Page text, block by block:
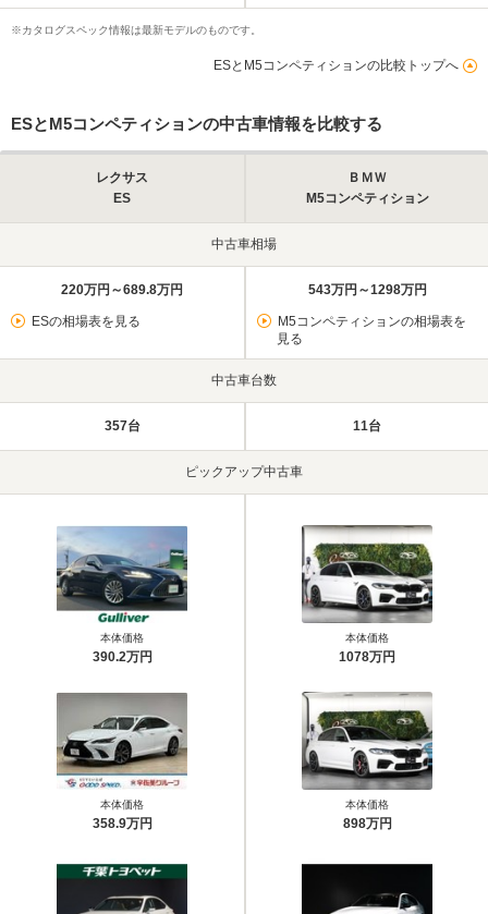
※カタログスペック情報は最新モデルのものです。
ESとM5コンペティションの比較トップへ
ESとM5コンペティションの中古車情報を比較する
レクサス
ES
ＢＭＷ
M5コンペティション
中古車相場
220万円～689.8万円
ESの相場表を見る
543万円～1298万円
M5コンペティションの相場表を
見る
中古車台数
357台 11台
ピックアップ中古車
本体価格
390.2万円
本体価格
358.9万円
本体価格
1078万円
本体価格
898万円